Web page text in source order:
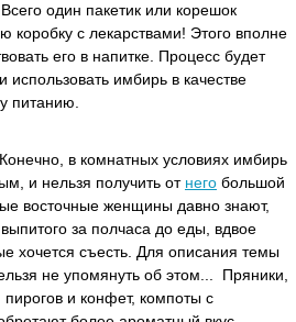
один пакетик или корешок
коробку с лекарствами! Этого вполне
его в напитке. Процесс будет
имбирь в качестве
питанию.
в комнатных условиях имбирь
и нельзя получить от него большой
восточные женщины давно знают,
за полчаса до еды, вдвое
хочется съесть. Для описания темы
не упомянуть об этом... Пряники,
и конфет, компоты с